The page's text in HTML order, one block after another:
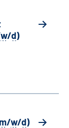
w/d)
m/w/d)